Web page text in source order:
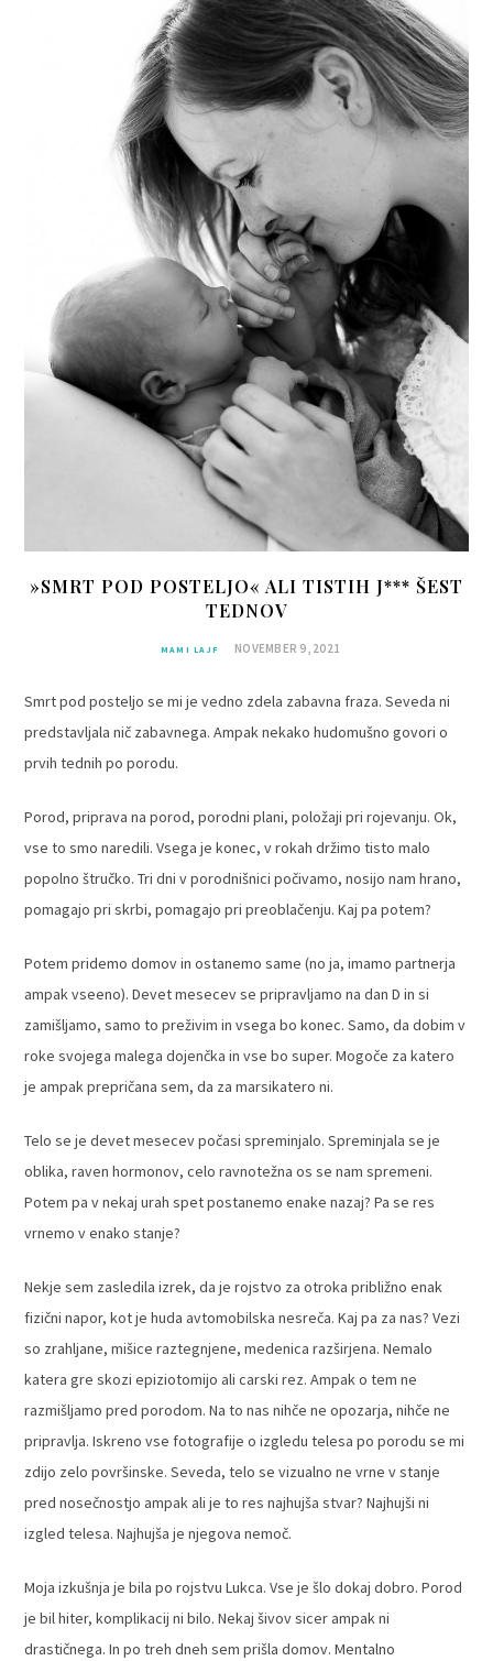
»SMRT POD POSTELJO« ALI TISTIH J*** ŠEST
TEDNOV
MAMI LAJF NOVEMBER 9, 2021
Smrt pod posteljo se mi je vedno zdela zabavna fraza. Seveda ni
predstavljala nič zabavnega. Ampak nekako hudomušno govori o
prvih tednih po porodu.
Porod, priprava na porod, porodni plani, položaji pri rojevanju. Ok,
vse to smo naredili. Vsega je konec, v rokah držimo tisto malo
popolno štručko. Tri dni v porodnišnici počivamo, nosijo nam hrano,
pomagajo pri skrbi, pomagajo pri preoblačenju. Kaj pa potem?
Potem pridemo domov in ostanemo same (no ja, imamo partnerja
ampak vseeno). Devet mesecev se pripravljamo na dan D in si
zamišljamo, samo to preživim in vsega bo konec. Samo, da dobim v
roke svojega malega dojenčka in vse bo super. Mogoče za katero
je ampak prepričana sem, da za marsikatero ni.
Telo se je devet mesecev počasi spreminjalo. Spreminjala se je
oblika, raven hormonov, celo ravnotežna os se nam spremeni.
Potem pa v nekaj urah spet postanemo enake nazaj? Pa se res
vrnemo v enako stanje?
Nekje sem zasledila izrek, da je rojstvo za otroka približno enak
fizični napor, kot je huda avtomobilska nesreča. Kaj pa za nas? Vezi
so zrahljane, mišice raztegnjene, medenica razširjena. Nemalo
katera gre skozi epiziotomijo ali carski rez. Ampak o tem ne
razmišljamo pred porodom. Na to nas nihče ne opozarja, nihče ne
pripravlja. Iskreno vse fotografije o izgledu telesa po porodu se mi
zdijo zelo površinske. Seveda, telo se vizualno ne vrne v stanje
pred nosečnostjo ampak ali je to res najhujša stvar? Najhujši ni
izgled telesa. Najhujša je njegova nemoč.
Moja izkušnja je bila po rojstvu Lukca. Vse je šlo dokaj dobro. Porod
je bil hiter, komplikacij ni bilo. Nekaj šivov sicer ampak ni
drastičnega. In po treh dneh sem prišla domov. Mentalno